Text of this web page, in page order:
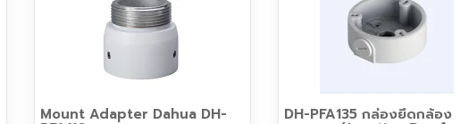
Mount Adapter Dahua DH- DH-PFA135 กล่องยึดกล้อง